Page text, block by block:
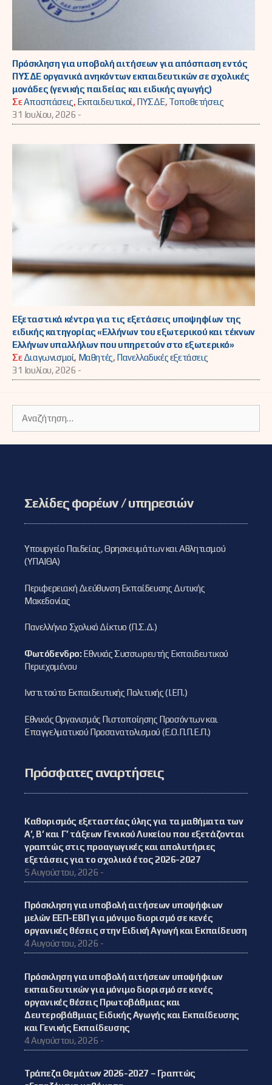
Πρόσκληση για υποβολή αιτήσεων για απόσπαση εντός
ΠΥΣΔΕ οργανικά ανηκόντων εκπαιδευτικών σε σχολικές
μονάδες (γενικής παιδείας και ειδικής αγωγής)
ΣεΑποσπάσεις, Εκπαιδευτικοί, ΠΥΣΔΕ, Τοποθετήσεις
31 Ιουλίου, 2026 -
Εξεταστικά κέντρα για τις εξετάσεις υποψηφίων της
ειδικής κατηγορίας «Ελλήνων του εξωτερικού και τέκνων
Ελλήνων υπαλλήλων που υπηρετούν στο εξωτερικό»
ΣεΔιαγωνισμοί, Μαθητές, Πανελλαδικές εξετάσεις
31 Ιουλίου, 2026 -
για:
Σελίδες φορέων / υπηρεσιών
Υπουργείο Παιδείας, Θρησκευμάτων και Αθλητισμού
(ΥΠΑΙΘΑ)
Περιφερειακή Διεύθυνση Εκπαίδευσης Δυτικής
Μακεδονίας
Πανελλήνιο Σχολικό Δίκτυο (Π.Σ.Δ.)
Φωτόδενδρο:Εθνικός Συσσωρευτής Εκπαιδευτικού
Περιεχομένου
Ινστιτούτο Εκπαιδευτικής Πολιτικής (Ι.ΕΠ.)
Εθνικός Οργανισμός Πιστοποίησης Προσόντων και
Επαγγελματικού Προσανατολισμού (Ε.Ο.Π.Π.Ε.Π.)
Πρόσφατες αναρτήσεις
Καθορισμός εξεταστέας ύλης για τα μαθήματα των
Α’, Β’ και Γ’ τάξεων Γενικού Λυκείου που εξετάζονται
γραπτώς στις προαγωγικές και απολυτήριες
εξετάσεις για το σχολικό έτος 2026-2027
5 Αυγούστου, 2026 -
Πρόσκληση για υποβολή αιτήσεων υποψήφιων
μελών ΕΕΠ-ΕΒΠ για μόνιμο διορισμό σε κενές
οργανικές θέσεις στην Ειδική Αγωγή και Εκπαίδευση
4 Αυγούστου, 2026 -
Πρόσκληση για υποβολή αιτήσεων υποψήφιων
εκπαιδευτικών για μόνιμο διορισμό σε κενές
οργανικές θέσεις Πρωτοβάθμιας και
Δευτεροβάθμιας Ειδικής Αγωγής και Εκπαίδευσης
και Γενικής Εκπαίδευσης
4 Αυγούστου, 2026 -
Τράπεζα Θεμάτων 2026-2027 – Γραπτώς